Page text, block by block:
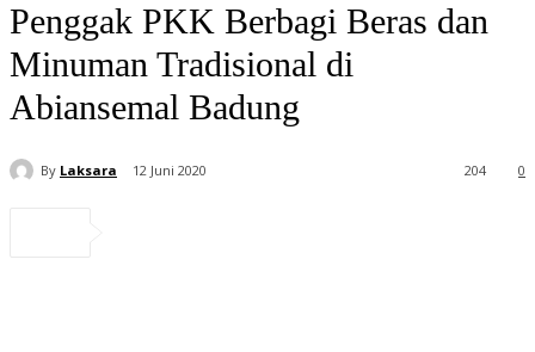
Penggak PKK Berbagi Beras dan
Minuman Tradisional di
Abiansemal Badung
By Laksara 12 Juni 2020 0
204